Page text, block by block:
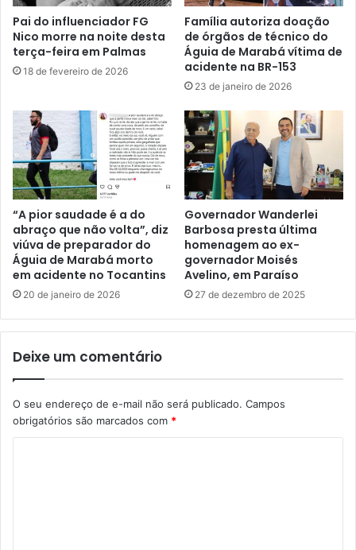
Pai do influenciador FG
Nico morre na noite desta
terça-feira em Palmas
18 de fevereiro de 2026
Família autoriza doação
de órgãos de técnico do
Águia de Marabá vítima de
acidente na BR-153
23 de janeiro de 2026
“A pior saudade é a do
abraço que não volta”, diz
viúva de preparador do
Águia de Marabá morto
em acidente no Tocantins
20 de janeiro de 2026
Governador Wanderlei
Barbosa presta última
homenagem ao ex-
governador Moisés
Avelino, em Paraíso
27 de dezembro de 2025
Deixe um comentário
O seu endereço de e-mail não será publicado. Campos
obrigatórios são marcados com *